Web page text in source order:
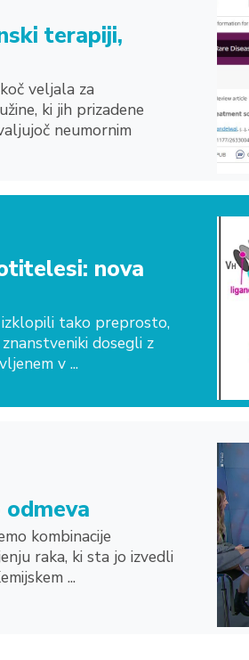
terapiji,
veljala za
ki jih prizadene
neumornim
nova
tako preprosto,
dosegli z
v ...
kombinacije
raka, ki sta jo izvedli
...